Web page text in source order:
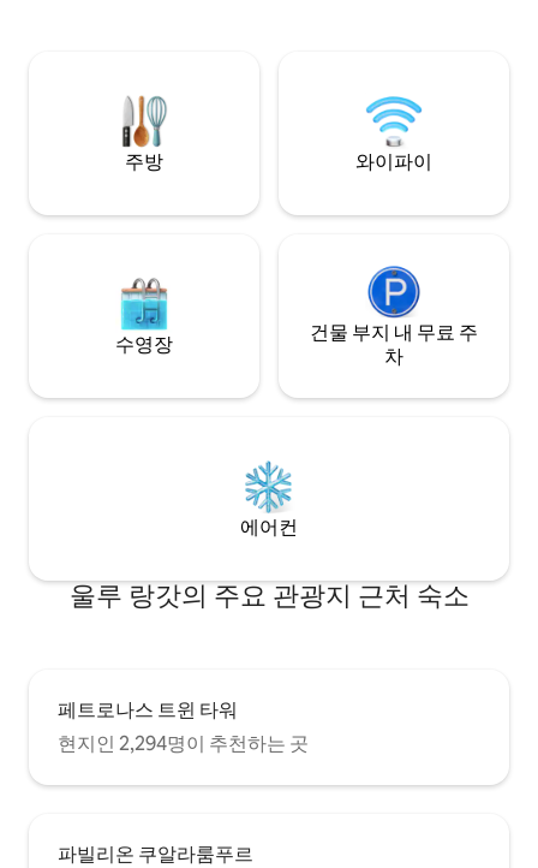
요. 빌라 노니 -- 내 집처럼 편안한 숙소.
주방 와이파이
수영장
건물 부지 내 무료 주
차
에어컨
울루 랑갓의 주요 관광지 근처 숙소
페트로나스 트윈 타워
현지인 2,294명이 추천하는 곳
파빌리온 쿠알라룸푸르